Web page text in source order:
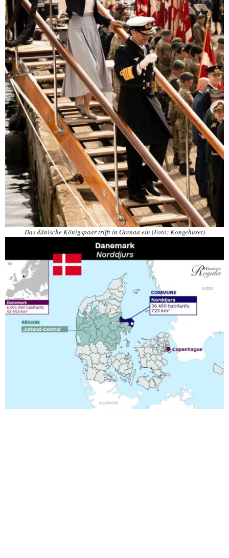
Das dänische Königspaar trifft in Grenaa ein (Foto: Kongehuset)